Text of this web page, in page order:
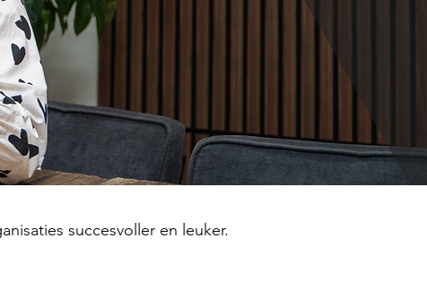
succesvoller en leuker.